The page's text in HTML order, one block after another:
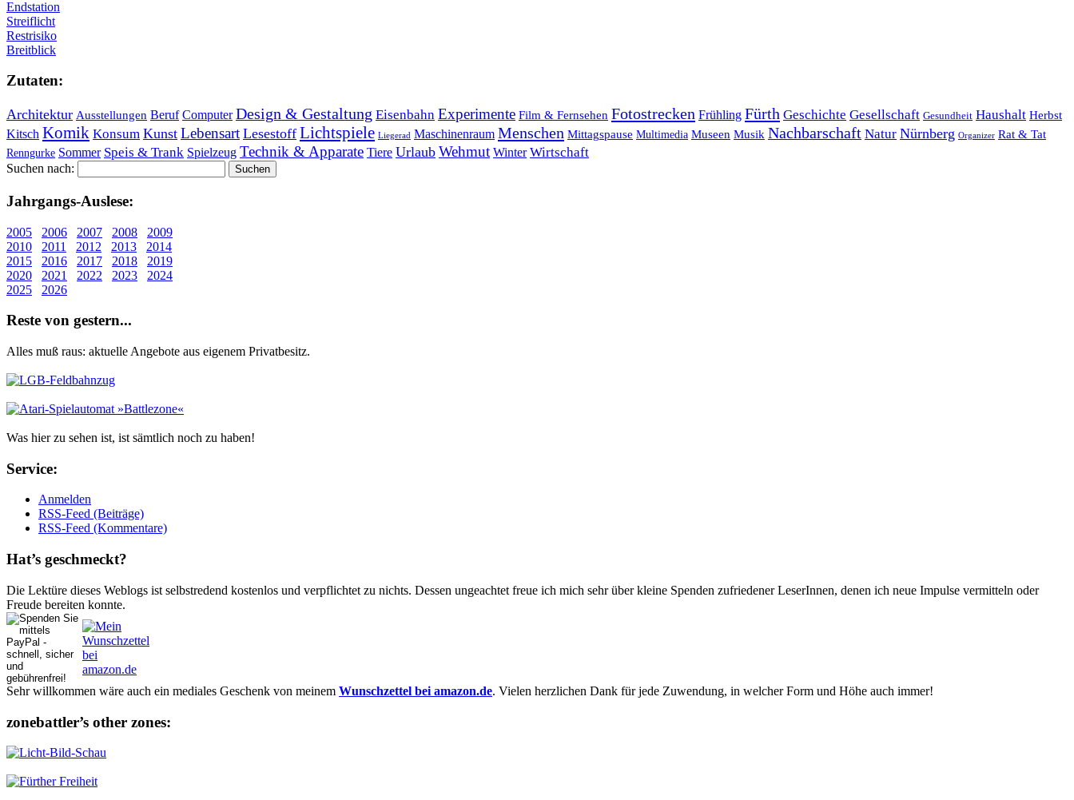
Endstation
Streiflicht
Restrisiko
Breitblick
Zu­ta­ten:
Architektur Ausstellungen Beruf Computer Design & Gestaltung Eisenbahn Experimente Film & Fernsehen Fotostrecken Frühling Fürth Geschichte Gesellschaft Gesundheit Haushalt Herbst
Kitsch Komik Konsum Kunst Lebensart Lesestoff Lichtspiele Liegerad Maschinenraum Menschen Mittagspause Multimedia Museen Musik Nachbarschaft Natur Nürnberg Organizer Rat & Tat
Renngurke Sommer Speis & Trank Spielzeug Technik & Apparate Tiere Urlaub Wehmut Winter Wirtschaft
Suchen nach:
Jahr­gangs-Aus­le­se:
2005 2006 2007 2008
2009
2010
2011 2012 2013
2014
2015
2016 2017 2018
2019
2020
2021 2022 2023
2024
2025
2026
Re­ste von ge­stern...
Alles muß raus: aktuelle An­ge­bo­te aus eigenem Privatbesitz.
Was hier zu sehen ist, ist sämt­lich noch zu haben!
Ser­vice:
Anmelden
RSS-Feed (Beiträge)
RSS-Feed (Kommentare)
Hat’s ge­schmeckt?
Die Lektüre dieses Weblogs ist selbstredend kostenlos und ver­pflich­tet zu nichts. Dessen un­ge­achtet freue ich mich sehr über kleine Spenden zufriedener Le­serInnen, denen ich neue Im­pul­se vermitteln oder
Freude bereiten konnte.
Sehr willkommen wäre auch ein mediales Geschenk von meinem Wunschzettel bei amazon.de. Vielen herzlichen Dank für jede Zuwendung, in welcher Form und Höhe auch immer!
zonebattler’s other zo­nes: